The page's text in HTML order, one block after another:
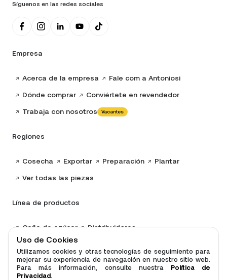
Uso de Cookies
Utilizamos cookies y otras tecnologías de seguimiento para
mejorar su experiencia de navegación en nuestro sitio web.
Para más información, consulte nuestra Política de
Privacidad.
Síguenos en las redes sociales
Empresa
Acerca de la empresa Fale com a Antoniosi
Dónde comprar Conviértete en revendedor
Trabaja con nosotros Vacantes
Regiones
Cosecha Exportar Preparación Plantar
Ver todas las piezas
Línea de productos
Caña de azúcar Distribuidores
Gradas Desbrozadoras
Ver todos los productos